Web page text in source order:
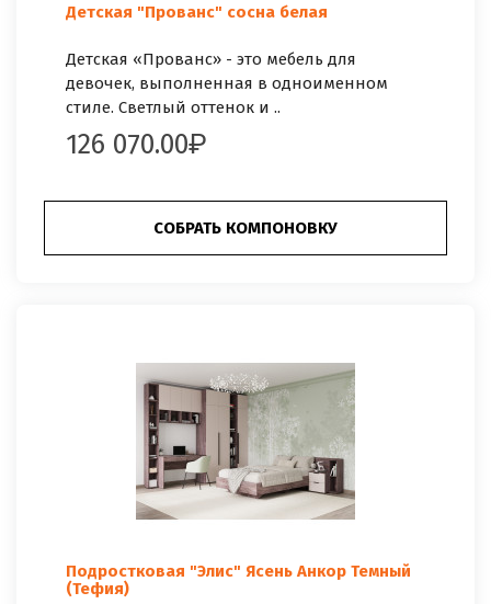
Детская "Прованс" сосна белая
Детская «Прованс» - это мебель для
девочек, выполненная в одноименном
стиле. Светлый оттенок и ..
126 070.00
СОБРАТЬ КОМПОНОВКУ
Подростковая "Элис" Ясень Анкор Темный
(Тефия)